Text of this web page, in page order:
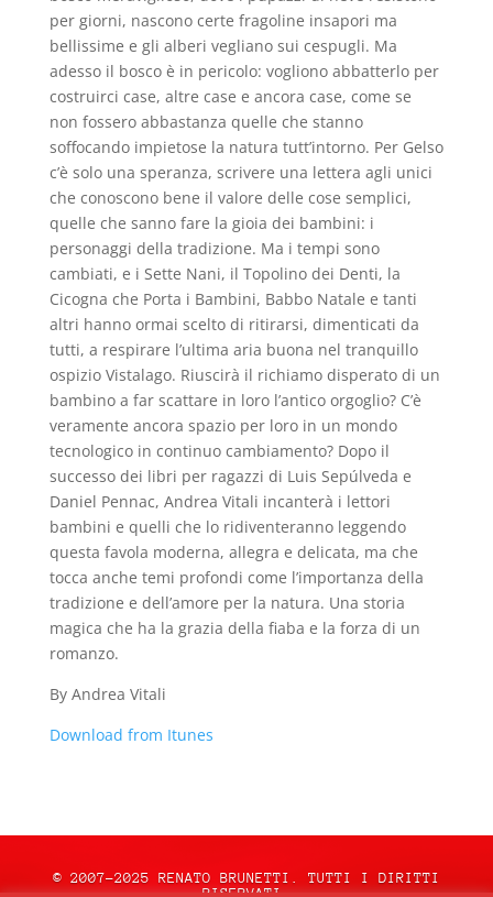
per giorni, nascono certe fragoline insapori ma
bellissime e gli alberi vegliano sui cespugli. Ma
adesso il bosco è in pericolo: vogliono abbatterlo per
costruirci case, altre case e ancora case, come se
non fossero abbastanza quelle che stanno
soffocando impietose la natura tutt’intorno. Per Gelso
c’è solo una speranza, scrivere una lettera agli unici
che conoscono bene il valore delle cose semplici,
quelle che sanno fare la gioia dei bambini: i
personaggi della tradizione. Ma i tempi sono
cambiati, e i Sette Nani, il Topolino dei Denti, la
Cicogna che Porta i Bambini, Babbo Natale e tanti
altri hanno ormai scelto di ritirarsi, dimenticati da
tutti, a respirare l’ultima aria buona nel tranquillo
ospizio Vistalago. Riuscirà il richiamo disperato di un
bambino a far scattare in loro l’antico orgoglio? C’è
veramente ancora spazio per loro in un mondo
tecnologico in continuo cambiamento? Dopo il
successo dei libri per ragazzi di Luis Sepúlveda e
Daniel Pennac, Andrea Vitali incanterà i lettori
bambini e quelli che lo ridiventeranno leggendo
questa favola moderna, allegra e delicata, ma che
tocca anche temi profondi come l’importanza della
tradizione e dell’amore per la natura. Una storia
magica che ha la grazia della fiaba e la forza di un
romanzo.
By Andrea Vitali
Download from Itunes
© 2007-2025 RENATO BRUNETTI. TUTTI I DIRITTI
RISERVATI.